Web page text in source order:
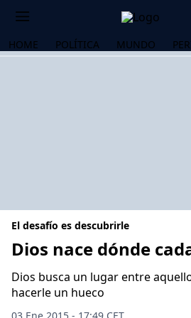
HOME POLÍTICA MUNDO
El desafío es descubrirle
Dios nace dónde
Dios busca un lugar entre
hacerle un hueco